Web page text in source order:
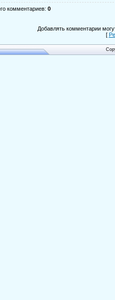
комментариев: 0
Добавлять комментарии
[